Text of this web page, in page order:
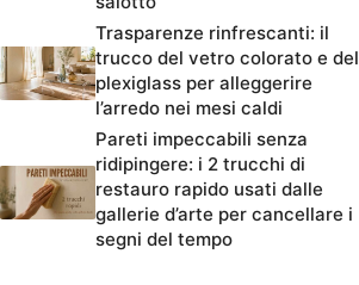
Trasparenze rinfrescanti: il
trucco del vetro colorato e del
plexiglass per alleggerire
l’arredo nei mesi caldi
Pareti impeccabili senza
ridipingere: i 2 trucchi di
restauro rapido usati dalle
gallerie d’arte per cancellare i
segni del tempo